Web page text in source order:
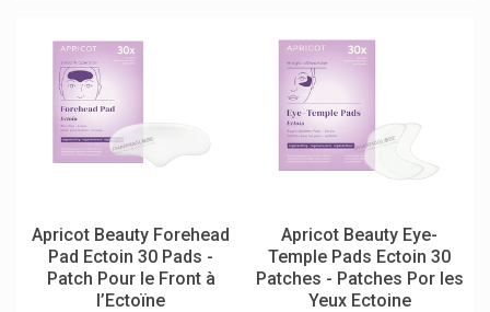
B.slim
Babé Laboratoires
Bach Original
Bailleul Laboratoires
Balneum
Apricot Beauty Forehead
Pad Ectoin 30 Pads -
Patch Pour le Front à
l’Ectoïne
Apricot Beauty Eye-
Temple Pads Ectoin 30
Patches - Patches Por les
Yeux Ectoine